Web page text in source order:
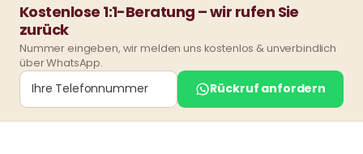
Kostenlose 1:1-Beratung – wir rufen Sie
zurück
Nummer eingeben, wir melden uns kostenlos & unverbindlich
über WhatsApp.
Rückruf anfordern